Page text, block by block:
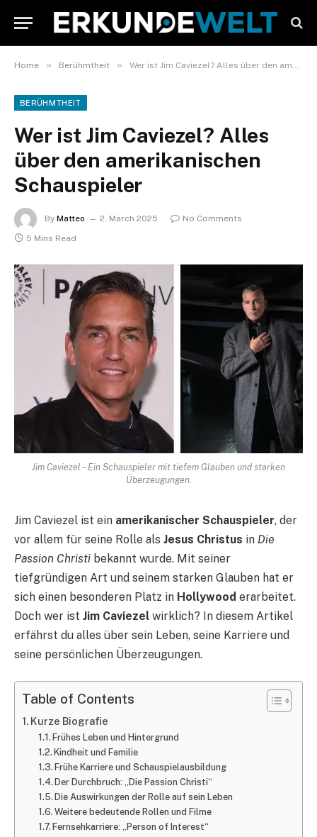
Home » Berühmtheit » Wer ist Jim Caviezel? Alles über den amerikanischen Schauspieler
BERÜHMTHEIT
Wer ist Jim Caviezel? Alles
über den amerikanischen
Schauspieler
By Matteo 2. March 2025
No Comments
5 Mins Read
Jim Caviezel – Ein Schauspieler mit tiefem Glauben und starken
Überzeugungen.
Jim Caviezel ist ein amerikanischer Schauspieler, der
vor allem für seine Rolle als Jesus Christus in Die
Passion Christi bekannt wurde. Mit seiner
tiefgründigen Art und seinem starken Glauben hat er
sich einen besonderen Platz in Hollywood erarbeitet.
Doch wer ist Jim Caviezel wirklich? In diesem Artikel
erfährst du alles über sein Leben, seine Karriere und
seine persönlichen Überzeugungen.
Table of Contents
Kurze Biografie
Frühes Leben und Hintergrund
Kindheit und Familie
Frühe Karriere und Schauspielausbildung
Der Durchbruch: „Die Passion Christi“
Die Auswirkungen der Rolle auf sein Leben
Weitere bedeutende Rollen und Filme
Fernsehkarriere: „Person of Interest“